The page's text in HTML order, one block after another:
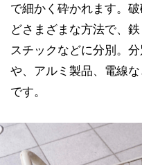
で細かく砕かれます。
どさまざまな方法で、
スチックなどに分別。
や、アルミ製品、電線
です。